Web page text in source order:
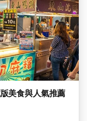
美食與人氣推薦